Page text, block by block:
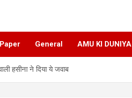
General AMU KI DUNIYA
हसीना ने दिया ये जवाब